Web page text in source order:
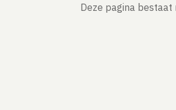
Deze pagina bestaat